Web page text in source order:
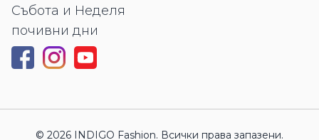
Събота и Неделя
почивни дни
© 2026 INDIGO Fashion. Всички права запазени.